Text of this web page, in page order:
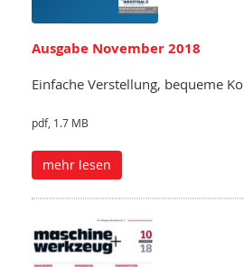
Ausgabe November 2018
Einfache Verstellung, bequeme
pdf, 1.7 MB
mehr lesen